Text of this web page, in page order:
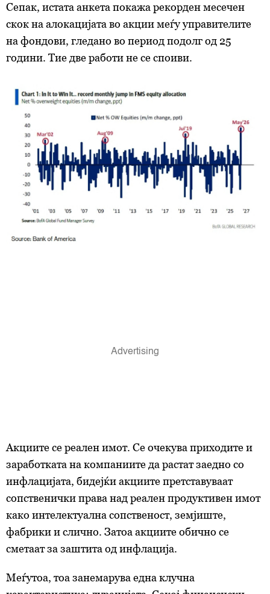
Сепак, истата анкета покажа рекорден месечен
скок на алокацијата во акции меѓу управителите
на фондови, гледано во период подолг од 25
години. Тие две работи не се споиви.
Акциите се реален имот. Се очекува приходите и
заработката на компаниите да растат заедно со
инфлацијата, бидејќи акциите претставуваат
сопственички права над реален продуктивен имот
како интелектуална сопственост, земјиште,
фабрики и слично. Затоа акциите обично се
сметаат за заштита од инфлација.
Меѓутоа, тоа занемарува една клучна